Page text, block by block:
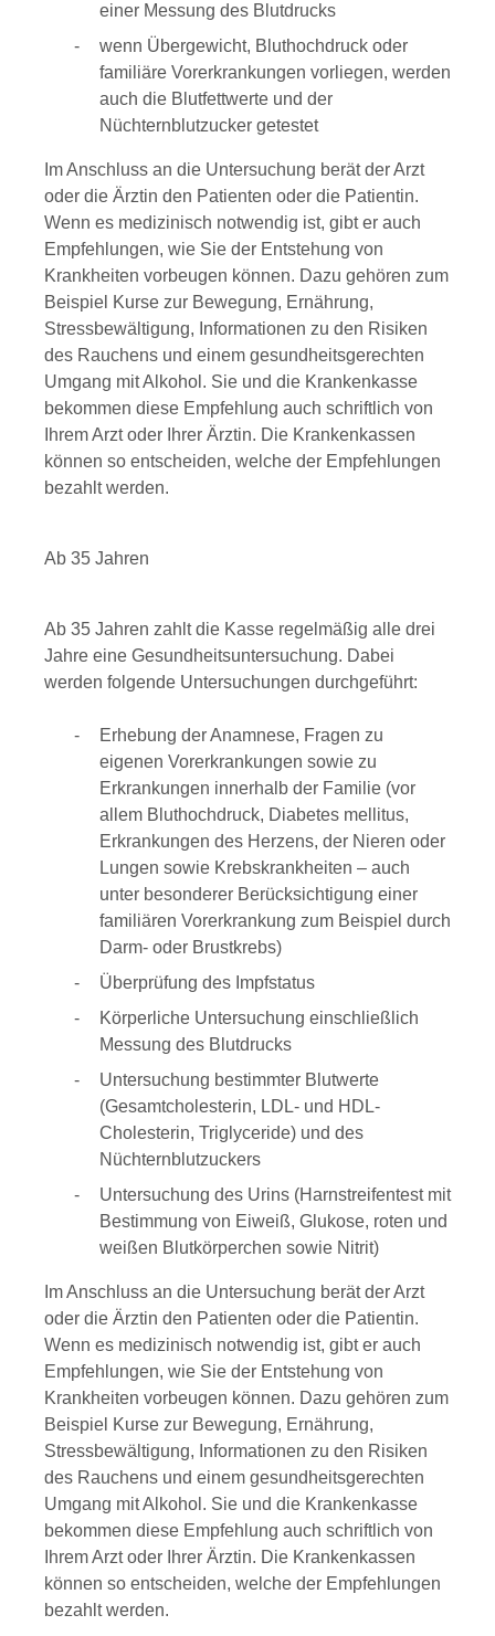
einer Messung des Blutdrucks
wenn Übergewicht, Bluthochdruck oder
familiäre Vorerkrankungen vorliegen, werden
auch die Blutfettwerte und der
Nüchternblutzucker getestet
Im Anschluss an die Untersuchung berät der Arzt
oder die Ärztin den Patienten oder die Patientin.
Wenn es medizinisch notwendig ist, gibt er auch
Empfehlungen, wie Sie der Entstehung von
Krankheiten vorbeugen können. Dazu gehören zum
Beispiel Kurse zur Bewegung, Ernährung,
Stressbewältigung, Informationen zu den Risiken
des Rauchens und einem gesundheitsgerechten
Umgang mit Alkohol. Sie und die Krankenkasse
bekommen diese Empfehlung auch schriftlich von
Ihrem Arzt oder Ihrer Ärztin. Die Krankenkassen
können so entscheiden, welche der Empfehlungen
bezahlt werden.
Ab 35 Jahren
Ab 35 Jahren zahlt die Kasse regelmäßig alle drei
Jahre eine Gesundheitsuntersuchung. Dabei
werden folgende Untersuchungen durchgeführt:
Erhebung der Anamnese, Fragen zu
eigenen Vorerkrankungen sowie zu
Erkrankungen innerhalb der Familie (vor
allem Bluthochdruck, Diabetes mellitus,
Erkrankungen des Herzens, der Nieren oder
Lungen sowie Krebskrankheiten – auch
unter besonderer Berücksichtigung einer
familiären Vorerkrankung zum Beispiel durch
Darm- oder Brustkrebs)
Überprüfung des Impfstatus
Körperliche Untersuchung einschließlich
Messung des Blutdrucks
Untersuchung bestimmter Blutwerte
(Gesamtcholesterin, LDL- und HDL-
Cholesterin, Triglyceride) und des
Nüchternblutzuckers
Untersuchung des Urins (Harnstreifentest mit
Bestimmung von Eiweiß, Glukose, roten und
weißen Blutkörperchen sowie Nitrit)
Im Anschluss an die Untersuchung berät der Arzt
oder die Ärztin den Patienten oder die Patientin.
Wenn es medizinisch notwendig ist, gibt er auch
Empfehlungen, wie Sie der Entstehung von
Krankheiten vorbeugen können. Dazu gehören zum
Beispiel Kurse zur Bewegung, Ernährung,
Stressbewältigung, Informationen zu den Risiken
des Rauchens und einem gesundheitsgerechten
Umgang mit Alkohol. Sie und die Krankenkasse
bekommen diese Empfehlung auch schriftlich von
Ihrem Arzt oder Ihrer Ärztin. Die Krankenkassen
können so entscheiden, welche der Empfehlungen
bezahlt werden.